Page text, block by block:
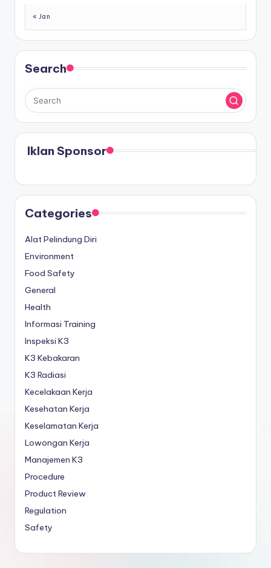
« Jan
Search
Iklan Sponsor
Categories
Alat Pelindung Diri
Environment
Food Safety
General
Health
Informasi Training
Inspeksi K3
K3 Kebakaran
K3 Radiasi
Kecelakaan Kerja
Kesehatan Kerja
Keselamatan Kerja
Lowongan Kerja
Manajemen K3
Procedure
Product Review
Regulation
Safety